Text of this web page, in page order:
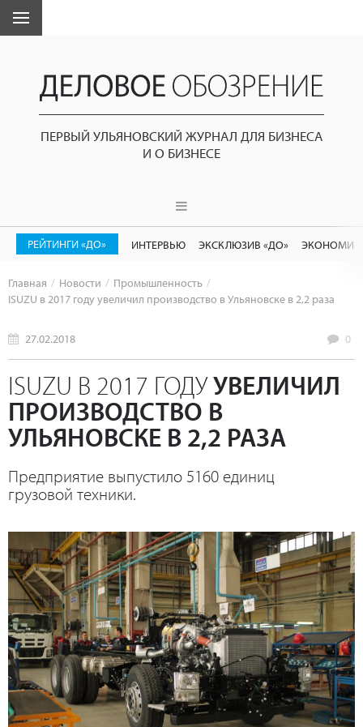
ПЕРВЫЙ УЛЬЯНОВСКИЙ ЖУРНАЛ ДЛЯ БИЗНЕСА
И О БИЗНЕСЕ
РЕЙТИНГИ «ДО» ИНТЕРВЬЮ ЭКСКЛЮЗИВ «ДО»
Главная Новости
Промышленность
ISUZU в 2017 году увеличил производство в Ульяновске в 2,2 раза
27.02.2018 0
ISUZU В 2017 ГОДУУВЕЛИЧИЛ
ПРОИЗВОДСТВО В
УЛЬЯНОВСКЕ В 2,2 РАЗА
Предприятие выпустило 5160 единиц
грузовой техники.